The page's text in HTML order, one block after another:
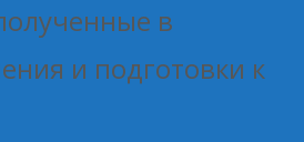
в
и подготовки к